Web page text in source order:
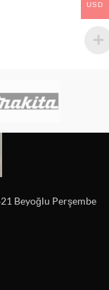
Beyoğlu Perşembe
USD